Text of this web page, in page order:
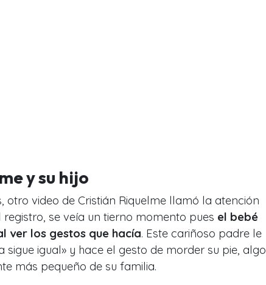
y su hijo
otro video de Cristián Riquelme llamó la atención
registro, se veía un tierno momento pues el bebé
ver los gestos que hacía. Este cariñoso padre le
igual» y hace el gesto de morder su pie, algo
más pequeño de su familia.